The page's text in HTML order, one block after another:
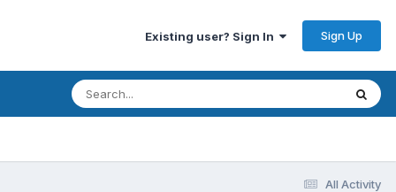
Existing user? Sign In Sign Up
All Activity